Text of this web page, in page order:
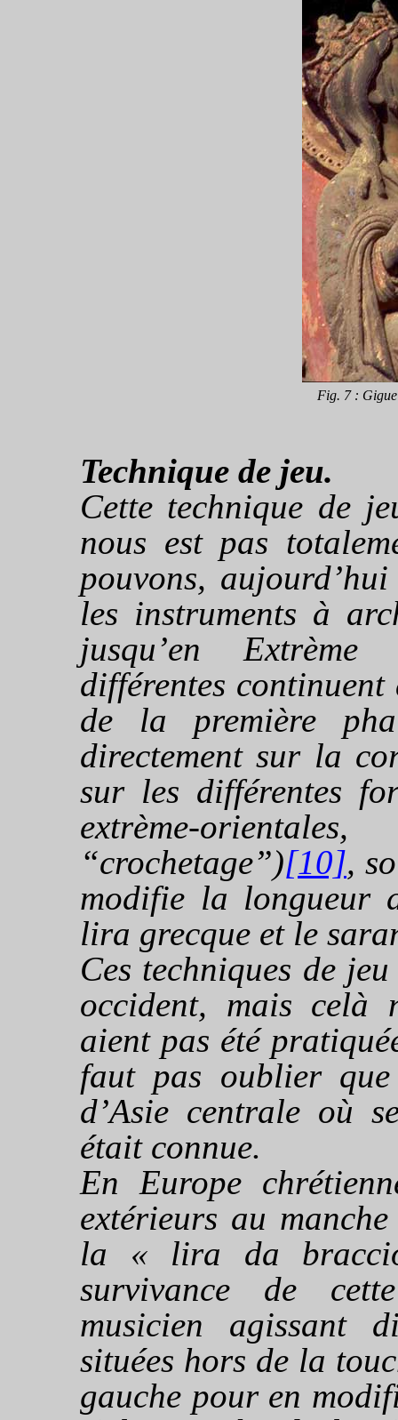
Fig. 7 :
Technique de jeu.
Cette technique de
nous est pas
pouvons,
les instruments à
jusqu’en
différentes
de la première
directement sur la
sur les différentes
extrème-
“crochetage”)[10],
modifie la longueur
lira grecque et le
Ces techniques de
occident, mais celà
aient pas été
faut pas oublier
d’Asie centrale où
était connue.
En Europe
extérieurs au
la « lira da
survivance de
musicien agissant
situées hors de la
gauche pour en